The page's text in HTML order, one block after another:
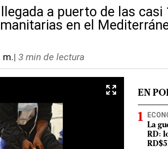
a puerto de las casi
en el
m.| 3 min de lectura
EN
La
RD: